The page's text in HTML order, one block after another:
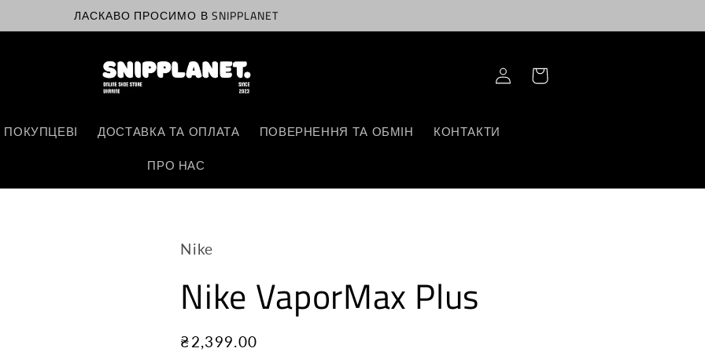
ЛАСКАВО ПРОСИМО В SNIPPLANET
ДОСТАВКА ТА ОПЛАТА ПОВЕРНЕННЯ ТА ОБМІН КОНТАКТИ
ПРО НАС
Log
in
Корзина
Nike
Nike VaporMax Plus
Звичайна
₴2,399.00